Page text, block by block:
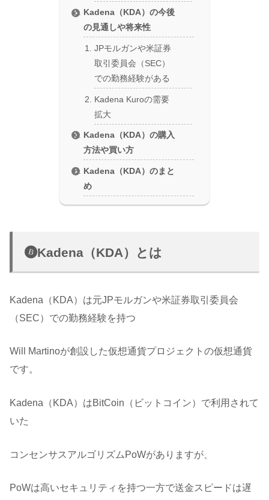
Kadena（KDA）の今後
の見通しや将来性
JPモルガンや米証券
取引委員会（SEC）
での勤務経験がある
Kadena Kuroの需要
拡大
Kadena（KDA）の購入
方法や買い方
Kadena（KDA）のまと
め
Kadena（KDA）とは
Kadena（KDA）は元JPモルガンや米証券取引委員会
（SEC）での勤務経験を持つ
Will Martinoが創設した仮想通貨プロジェクトの仮想通貨
です。
Kadena（KDA）はBitCoin（ビットコイン）で利用されて
いた
コンセンサスアルゴリズムPoWがありますが、
PoWは高いセキュリティを持つ一方で送金スピードは遅